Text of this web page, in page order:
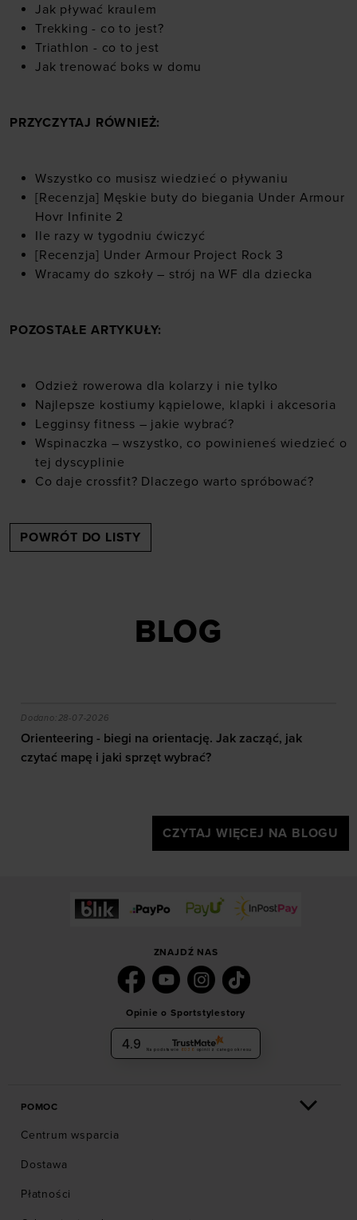
Jak pływać kraulem
Trekking - co to jest?
Triathlon - co to jest
Jak trenować boks w domu
PRZYCZYTAJ RÓWNIEŻ:
Wszystko co musisz wiedzieć o pływaniu
[Recenzja] Męskie buty do biegania Under Armour
Hovr Infinite 2
Ile razy w tygodniu ćwiczyć
[Recenzja] Under Armour Project Rock 3
Wracamy do szkoły – strój na WF dla dziecka
POZOSTAŁE ARTYKUŁY:
Odzież rowerowa dla kolarzy i nie tylko
Najlepsze kostiumy kąpielowe, klapki i akcesoria
Legginsy fitness – jakie wybrać?
Wspinaczka – wszystko, co powinieneś wiedzieć o
tej dyscyplinie
Co daje crossfit? Dlaczego warto spróbować?
POWRÓT DO LISTY
BLOG
efekty daje trening?
Orienteering - biegi na orientację. Jak zacząć, jak
Dodano:28-07-2026
Orienteering - biegi na orientację. Jak zacząć, jak
czytać mapę i jaki sprzęt wybrać?
CZYTAJ WIĘCEJ NA BLOGU
ZNAJDŹ NAS
Opinie o Sportstylestory
4.9 Na podstawie 6036 opinii z całego okresu
POMOC
Centrum wsparcia
Dostawa
Płatności